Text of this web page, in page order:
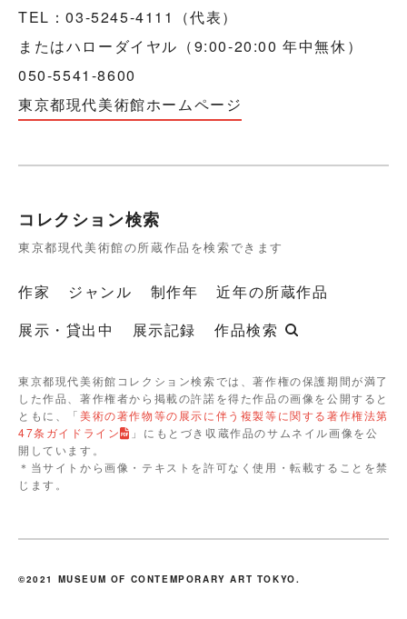
TEL：03-5245-4111（代表）
またはハローダイヤル（9:00-20:00 年中無休）
050-5541-8600
東京都現代美術館ホームページ
コレクション検索
東京都現代美術館の所蔵作品を検索できます
作家 ジャンル 制作年
近年の所蔵作品
展示・貸出中
展示記録 作品検索
東京都現代美術館コレクション検索では、著作権の保護期間が満了
した作品、著作権者から掲載の許諾を得た作品の画像を公開すると
ともに、「美術の著作物等の展示に伴う複製等に関する著作権法第
47条ガイドライン
」にもとづき収蔵作品のサムネイル画像を公
開しています。
＊当サイトから画像・テキストを許可なく使用・転載することを禁
じます。
©2021 MUSEUM OF CONTEMPORARY ART TOKYO.